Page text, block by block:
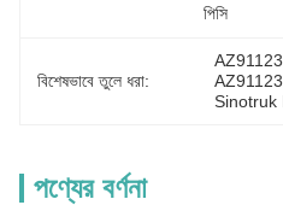
পিসি
বিশেষভাবে তুলে ধরা:
Sinotruk
পণ্যের বর্ণনা